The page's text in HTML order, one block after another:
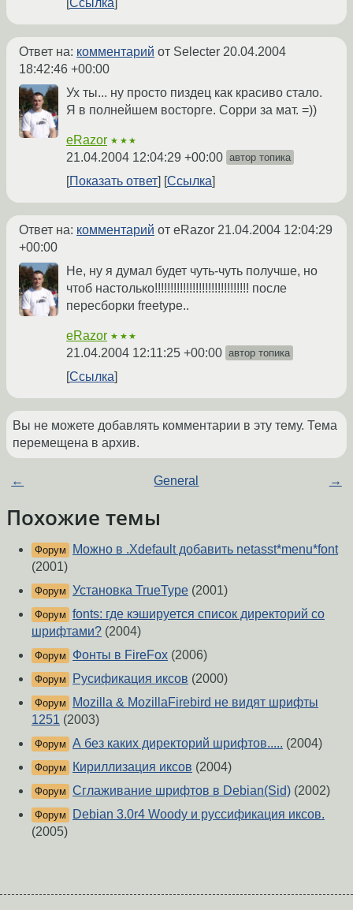
Ссылка
Ответ на: комментарий от Selecter 20.04.2004
18:42:46 +00:00
Ух ты... ну просто пиздец как красиво стало.
Я в полнейшем восторге. Сорри за мат. =))
eRazor ★★★
21.04.2004 12:04:29 +00:00 автор топика
Показать ответ Ссылка
Ответ на: комментарий от eRazor 21.04.2004 12:04:29
+00:00
Не, ну я думал будет чуть-чуть получше, но
чтоб настолько!!!!!!!!!!!!!!!!!!!!!!!!!!!!!! после
пересборки freetype..
eRazor ★★★
21.04.2004 12:11:25 +00:00 автор топика
Ссылка
Вы не можете добавлять комментарии в эту тему. Тема
перемещена в архив.
← General →
Похожие темы
Форум
Можно в .Xdefault добавить netasst*menu*font
(2001)
Форум Установка TrueType (2001)
Форум fonts: где кэшируется список директорий со
шрифтами? (2004)
Форум Фонты в FireFox (2006)
Форум Русификация иксов (2000)
Форум
Mozilla & MozillaFirebird не видят шрифты
1251 (2003)
Форум А без каких директорий шрифтов..... (2004)
Форум Кириллизация иксов (2004)
Форум Сглаживание шрифтов в Debian(Sid) (2002)
Форум
Debian 3.0r4 Woody и руссификация иксов.
(2005)